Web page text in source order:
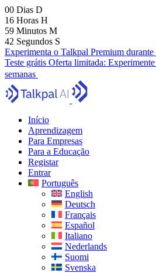
00 Dias D
16 Horas H
59 Minutos M
40 Segundos S
Experimenta o Talkpal Premium durante
Teste grátis Oferta limitada:
semanas
Início
Aprendizagem
Para Empresas
Para a Educação
Registar
Entrar
Português
English
Deutsch
Français
Español
Italiano
Nederlands
Suomi
Svenska